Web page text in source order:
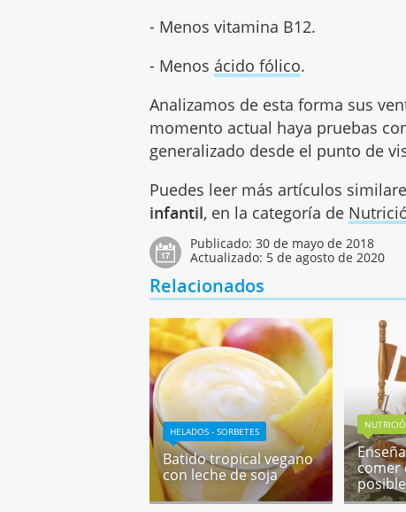
- Menos vitamina B12.
- Menos ácido fólico.
Analizamos de esta forma sus
momento actual haya pruebas
generalizado desde el punto de
Puedes leer más artículos
infantil, en la categoría de
Publicado:30 de mayo de 2018
Actualizado: 5 de agosto de 2020
Relacionados
HELADOS - SORBETES
Batido tropical vegano
con leche de soja
comer
posible